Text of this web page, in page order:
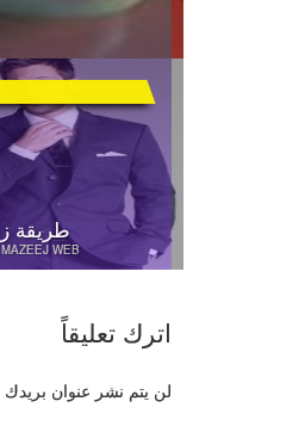
طريقة
MAZEEJ WEB
اترك تعليقاً
لن يتم نشر عنوان بريدك